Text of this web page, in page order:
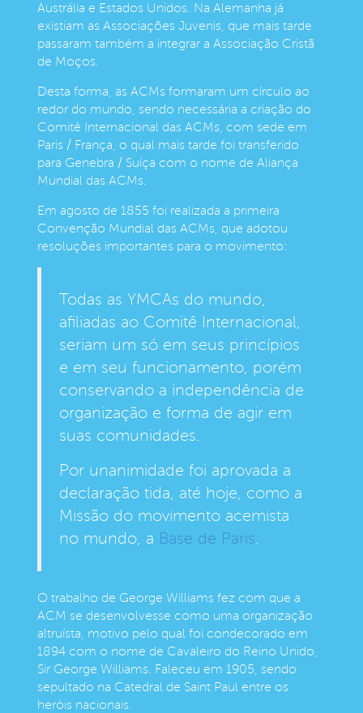
Austrália e Estados Unidos. Na Alemanha já
existiam as Associações Juvenis, que mais tarde
passaram também a integrar a Associação Cristã
de Moços.
Desta forma, as ACMs formaram um círculo ao
redor do mundo, sendo necessária a criação do
Comitê Internacional das ACMs, com sede em
Paris / França, o qual mais tarde foi transferido
para Genebra / Suíça com o nome de Aliança
Mundial das ACMs.
Em agosto de 1855 foi realizada a primeira
Convenção Mundial das ACMs, que adotou
resoluções importantes para o movimento:
Todas as YMCAs do mundo,
afiliadas ao Comitê Internacional,
seriam um só em seus princípios
e em seu funcionamento, porém
conservando a independência de
organização e forma de agir em
suas comunidades.
Por unanimidade foi aprovada a
declaração tida, até hoje, como a
Missão do movimento acemista
no mundo, a Base de Paris.
O trabalho de George Williams fez com que a
ACM se desenvolvesse como uma organização
altruísta, motivo pelo qual foi condecorado em
1894 com o nome de Cavaleiro do Reino Unido,
Sir George Williams. Faleceu em 1905, sendo
sepultado na Catedral de Saint Paul entre os
heróis nacionais.